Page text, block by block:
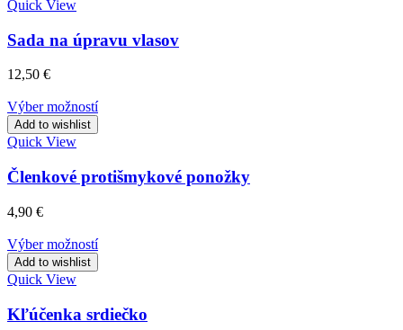
Quick View
Sada na úpravu vlasov
12,50 €
Výber možností
Add to wishlist
Quick View
Členkové protišmykové ponožky
4,90 €
Výber možností
Add to wishlist
Quick View
Kľúčenka srdiečko